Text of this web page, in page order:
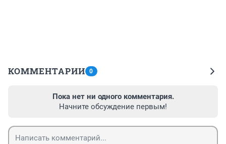
КОММЕНТАРИИ 0
Пока нет ни одного комментария.
Начните обсуждение первым!